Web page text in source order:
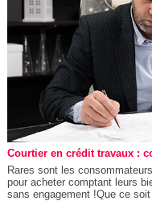
Courtier en crédit travaux :
Rares sont les
pour acheter comptant leurs
sans engagement !Que ce soit